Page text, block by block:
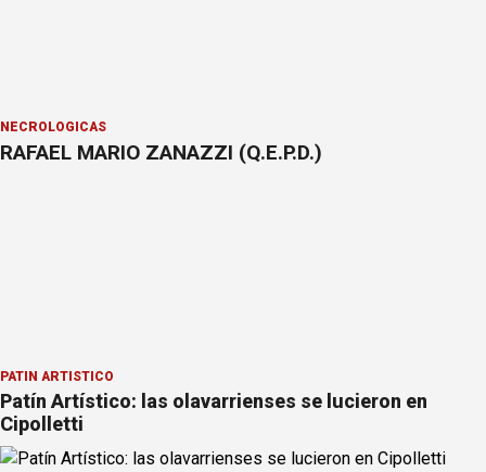
NECROLÓGICAS
RAFAEL MARIO ZANAZZI (Q.E.P.D.)
PATÍN ARTÍSTICO
Patín Artístico: las olavarrienses se lucieron en
Cipolletti